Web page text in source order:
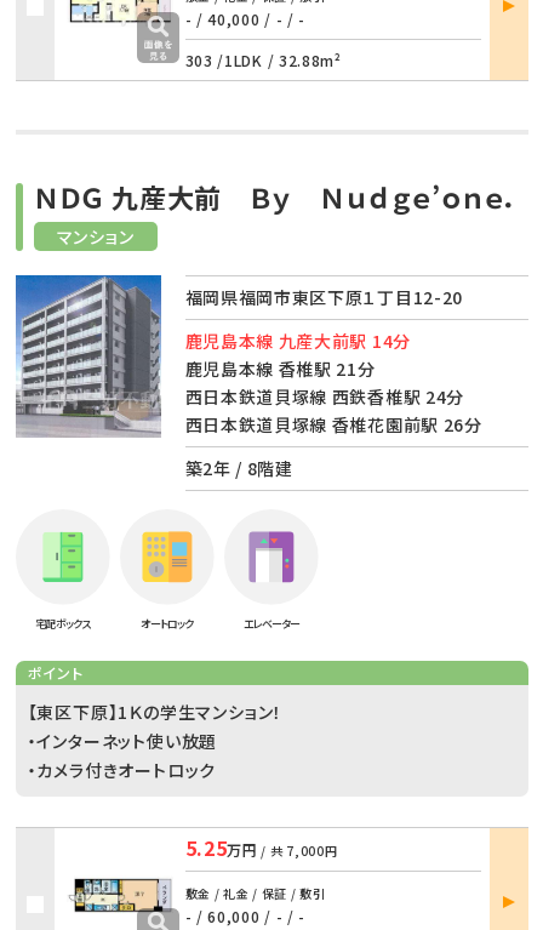
- / 40,000 / - / -
303 /1LDK / 32.88m²
詳細
マンション
ＮＤＧ 九産大前 Ｂｙ Ｎｕｄｇｅ’ｏｎｅ．
福岡県福岡市東区下原１丁目12-20
鹿児島本線 九産大前駅 14分
鹿児島本線 香椎駅 21分
西日本鉄道貝塚線 西鉄香椎駅 24分
西日本鉄道貝塚線 香椎花園前駅 26分
築2年 / 8階建
宅配ボックス オートロック エレベーター
ポイント
【東区下原】1Ｋの学生マンション！
・インターネット使い放題
・カメラ付きオートロック
5.25万円 / 共 7,000円
敷金 / 礼金 / 保証 / 敷引
- / 60,000 / - / -
部屋
詳細